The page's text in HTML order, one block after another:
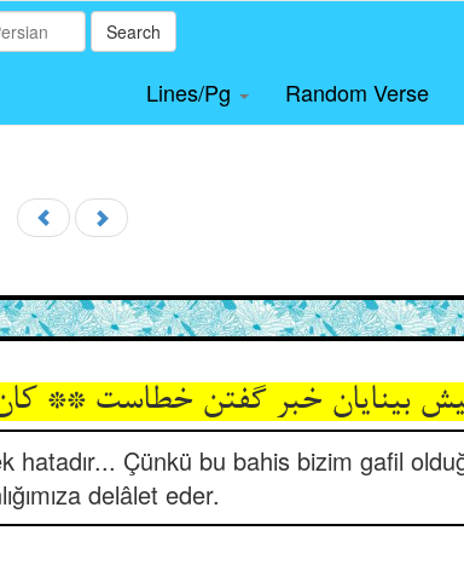
Search
Lines/Pg Random Verse
بینایان خبر گفتن خطاست **
hatadır... Çünkü bu bahis bizim gafil
delâlet eder.